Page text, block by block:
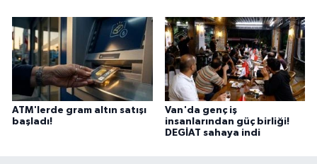
ATM'lerde gram altın satışı
başladı!
Van'da genç iş
insanlarından güç birliği!
DEGİAT sahaya indi